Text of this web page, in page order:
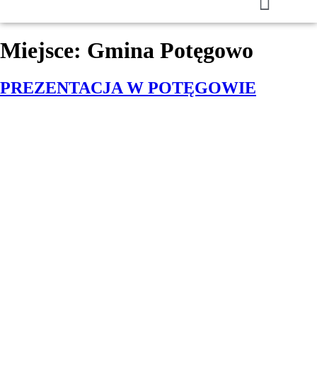
Miejsce: Gmina Potęgowo
PREZENTACJA W POTĘGOWIE